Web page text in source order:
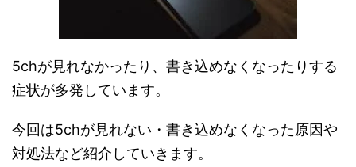
5chが見れなかったり、書き込めなくなったりする
症状が多発しています。
今回は5chが見れない・書き込めなくなった原因や
対処法など紹介していきます。